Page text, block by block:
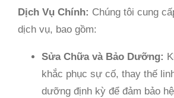
Dịch Vụ Chính: Chúng tôi cung
dịch vụ, bao gồm:
Sửa Chữa và Bảo Dưỡng:
khắc phục sự cố, thay thế
dưỡng định kỳ để đảm bảo